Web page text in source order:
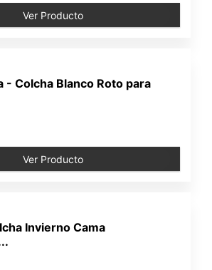
Ver Producto
- Colcha Blanco Roto para
Ver Producto
Invierno Cama